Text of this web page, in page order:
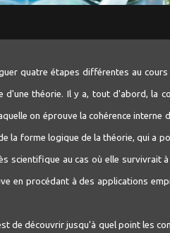
quatre étapes différentes au cours
d'une théorie. Il y a, tout d'abord, la
on éprouve la cohérence interne
la forme logique de la théorie, qui a
scientifique au cas où elle survivrait
en procédant à des applications
de découvrir jusqu'à quel point les